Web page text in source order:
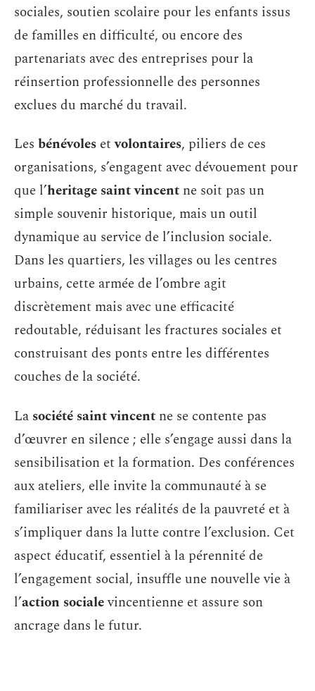
sociales, soutien scolaire pour les enfants issus
de familles en difficulté, ou encore des
partenariats avec des entreprises pour la
réinsertion professionnelle des personnes
exclues du marché du travail.
Les bénévoles etvolontaires, piliers de ces
organisations, s’engagent avec dévouement pour
que l’heritage saint vincent ne soit pas un
simple souvenir historique, mais un outil
dynamique au service de l’inclusion sociale.
Dans les quartiers, les villages ou les centres
urbains, cette armée de l’ombre agit
discrètement mais avec une efficacité
redoutable, réduisant les fractures sociales et
construisant des ponts entre les différentes
couches de la société.
La société saint vincent ne se contente pas
d’œuvrer en silence ; elle s’engage aussi dans la
sensibilisation et la formation. Des conférences
aux ateliers, elle invite la communauté à se
familiariser avec les réalités de la pauvreté et à
s’impliquer dans la lutte contre l’exclusion. Cet
aspect éducatif, essentiel à la pérennité de
l’engagement social, insuffle une nouvelle vie à
l’action socialevincentienne et assure son
ancrage dans le futur.